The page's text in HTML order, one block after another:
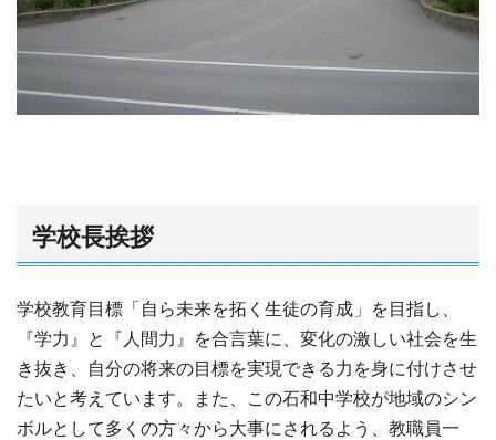
学校長挨拶
学校教育目標「自ら未来を拓く生徒の育成」を目指し、
『学力』と『人間力』を合言葉に、変化の激しい社会を生
き抜き、自分の将来の目標を実現できる力を身に付けさせ
たいと考えています。また、この石和中学校が地域のシン
ボルとして多くの方々から大事にされるよう、教職員一